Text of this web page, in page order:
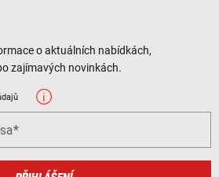
o aktuálních nabídkách,
zajímavých novinkách.